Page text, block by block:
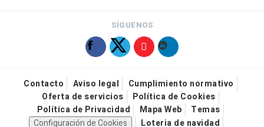
SÍGUENOS
Contacto Aviso legal
Cumplimiento normativo
Oferta de servicios
Política de Cookies
Política de Privacidad
Mapa Web
Temas
Configuración de Cookies
Loteria de navidad